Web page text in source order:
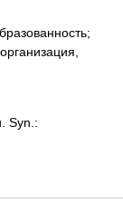
Syn.: